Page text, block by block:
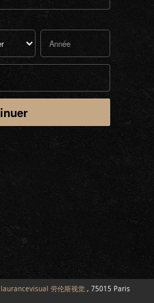
laurancevisual 劳伦斯视觉, 75015 Paris